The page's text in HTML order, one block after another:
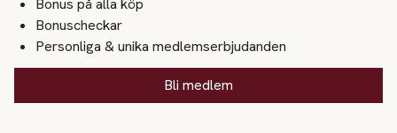
Bonus på alla köp
Bonuscheckar
Personliga & unika medlemserbjudanden
Bli medlem